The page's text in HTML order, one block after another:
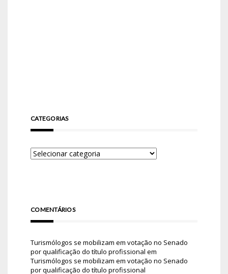
CATEGORIAS
COMENTÁRIOS
Turismólogos se mobilizam em votação no Senado
por qualificação do título profissional em
Turismólogos se mobilizam em votação no Senado
por qualificação do título profissional